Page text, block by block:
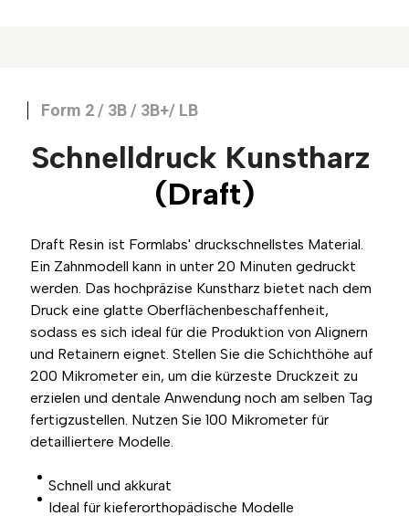
Form 2 / 3B / 3B+/ LB
Schnelldruck Kunstharz
(Draft)
Draft Resin ist Formlabs' druckschnellstes Material.
Ein Zahnmodell kann in unter 20 Minuten gedruckt
werden. Das hochpräzise Kunstharz bietet nach dem
Druck eine glatte Oberflächenbeschaffenheit,
sodass es sich ideal für die Produktion von Alignern
und Retainern eignet. Stellen Sie die Schichthöhe auf
200 Mikrometer ein, um die kürzeste Druckzeit zu
erzielen und dentale Anwendung noch am selben Tag
fertigzustellen. Nutzen Sie 100 Mikrometer für
detailliertere Modelle.
Schnell und akkurat
Ideal für kieferorthopädische Modelle